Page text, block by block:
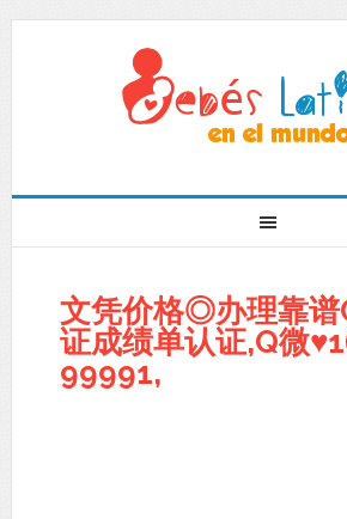
文凭价格◎办理靠谱
证成绩单认证,Q微
99991,